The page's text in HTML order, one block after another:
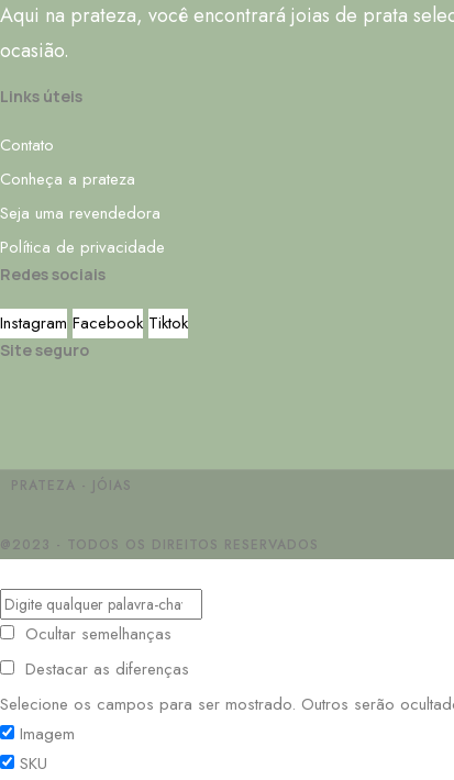
Aqui na prateza, você encontrará joias de prata
ocasião.
Links úteis
Contato
Conheça a prateza
Seja uma revendedora
Política de privacidade
Redes sociais
Instagram Facebook Tiktok
Site seguro
PRATEZA - JÓIAS
@2023 - TODOS OS DIREITOS RESERVADOS
Ocultar semelhanças
Destacar as diferenças
Selecione os campos para ser mostrado. Outros serão
Imagem
SKU